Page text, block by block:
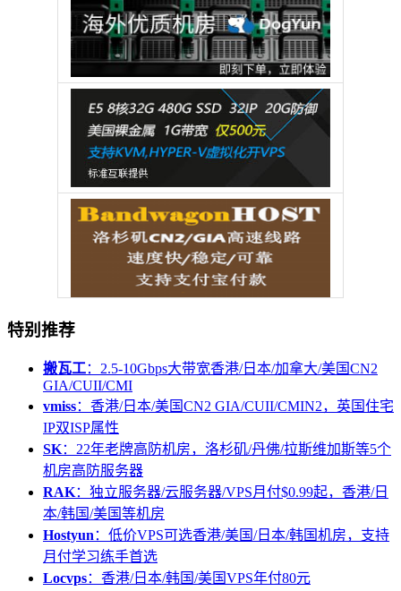
特别推荐
搬瓦工：2.5-10Gbps大带宽香港/日本/加拿大/美国CN2
GIA/CUII/CMI
vmiss：香港/日本/美国CN2 GIA/CUII/CMIN2，英国住宅
IP双ISP属性
SK：22年老牌高防机房，洛杉矶/丹佛/拉斯维加斯等5个
机房高防服务器
RAK：独立服务器/云服务器/VPS月付$0.99起，香港/日
本/韩国/美国等机房
Hostyun ：低价VPS可选香港/美国/日本/韩国机房，支持
月付学习练手首选
Locvps：香港/日本/韩国/美国VPS年付80元